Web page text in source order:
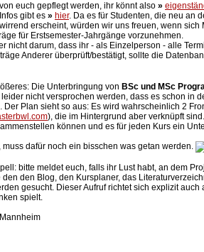
euch gepflegt werden, ihr könnt also »
gibt es » hier. Da es für Studenten, die neu an
erscheint, würden wir uns freuen, wenn sich
für Erstsemester-Jahrgänge vorzunehmen.
nicht darum, dass ihr - als Einzelperson - alle
Anderer überprüft/bestätigt, sollte die
Die Unterbringung von BSc und MSc
nicht versprochen werden, dass es schon in
Plan sieht so aus: Es wird wahrscheinlich 2
), die im Hintergrund aber verknüpft
können und es für jeden Kurs ein
dafür noch ein bisschen was getan werden.
bitte meldet euch, falls ihr Lust habt, an dem
den Blog, den Kursplaner, das
gesucht. Dieser Aufruf richtet sich explizit
spielt.